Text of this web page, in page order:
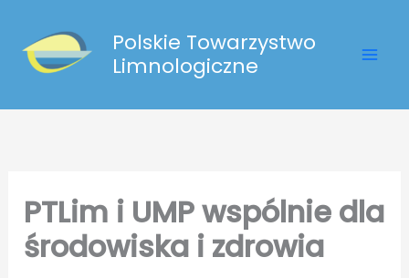
treści
Polskie Towarzystwo
Limnologiczne
PTLim i UMP wspólnie dla
środowiska i zdrowia